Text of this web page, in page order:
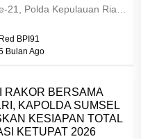
21, Polda Kepulauan Riau
Red BPI91
Bulan Ago
RAKOR BERSAMA
KAPOLDA SUMSEL
KESIAPAN TOTAL
KETUPAT 2026